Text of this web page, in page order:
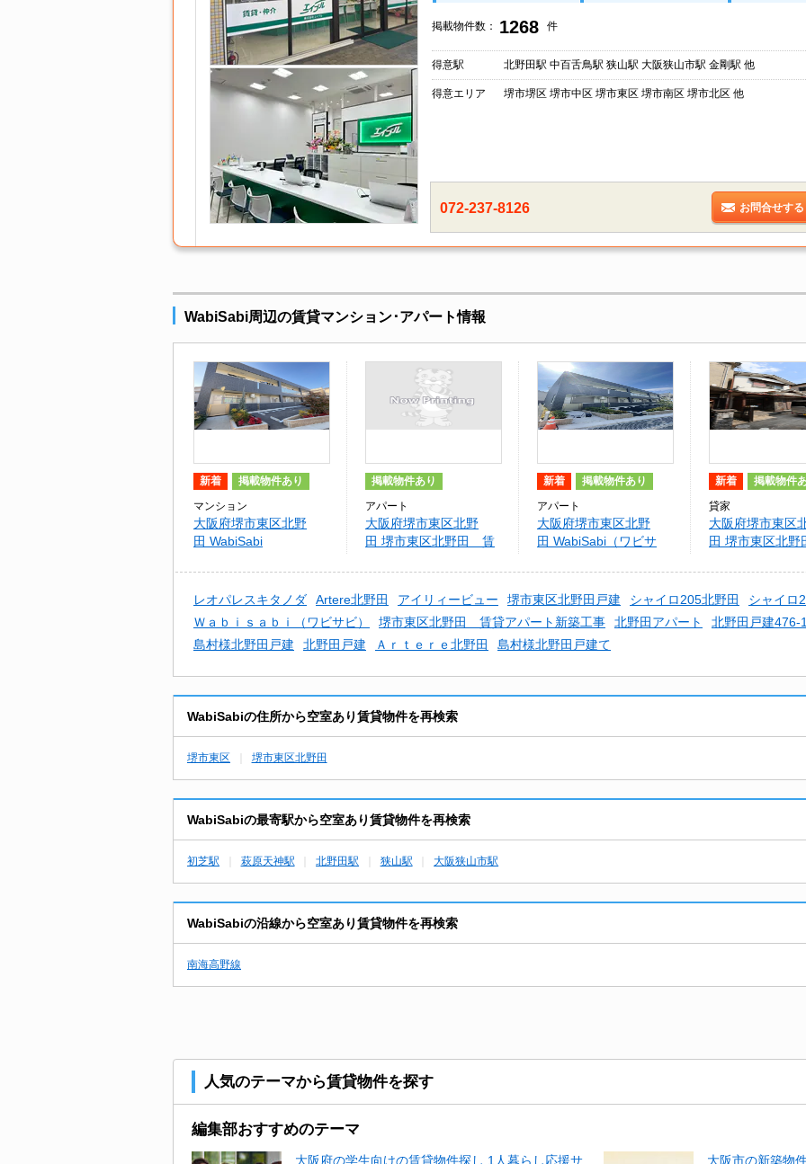
掲載物件数： 1268 件
得意駅 北野田駅 中百舌鳥駅 狭山駅 大阪狭山市駅 金剛駅 他
得意エリア 堺市堺区 堺市中区 堺市東区 堺市南区 堺市北区 他
072-237-8126 お問合せする
WabiSabi周辺の賃貸マンション･アパート情報
新着 掲載物件あり
マンション
大阪府堺市東区北野
田 WabiSabi
掲載物件あり
アパート
大阪府堺市東区北野
田 堺市東区北野田 賃
新着 掲載物件あり
アパート
大阪府堺市東区北野
田 WabiSabi（ワビサ
新着 掲載物件
貸家
大阪府堺市東区
田 堺市東区北野
レオパレスキタノダ Artere北野田 アイリィービュー 堺市東区北野田戸建 シャイロ205北野田
シャイロ
Ｗａｂｉｓａｂｉ（ワビサビ）
堺市東区北野田 賃貸アパート新築工事 北野田アパート 北野田戸建476-
島村様北野田戸建
北野田戸建 Ａｒｔｅｒｅ北野田 島村様北野田戸建て
WabiSabiの住所から空室あり賃貸物件を再検索
堺市東区 堺市東区北野田
WabiSabiの最寄駅から空室あり賃貸物件を再検索
初芝駅 萩原天神駅 北野田駅 狭山駅 大阪狭山市駅
WabiSabiの沿線から空室あり賃貸物件を再検索
南海高野線
人気のテーマから賃貸物件を探す
編集部おすすめのテーマ
大阪府の学生向けの賃貸物件探し 1人暮らし応援サ 大阪市の新築物